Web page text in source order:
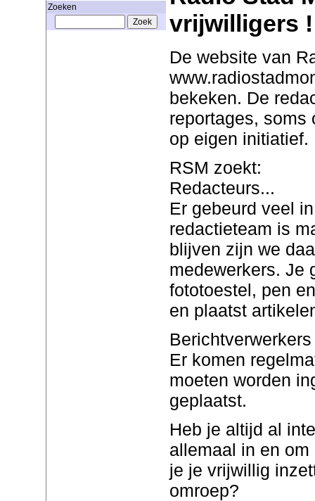
Zoeken
vrijwilligers !
De website van
bekeken. De
reportages, soms
op eigen initiatief.
RSM zoekt:
Redacteurs...
Er gebeurd veel
redactieteam is
blijven zijn we
medewerkers. Je
fototoestel, pen
en plaatst
Er komen
moeten worden
geplaatst.
Heb je altijd al
allemaal in en
je je vrijwillig
omroep?